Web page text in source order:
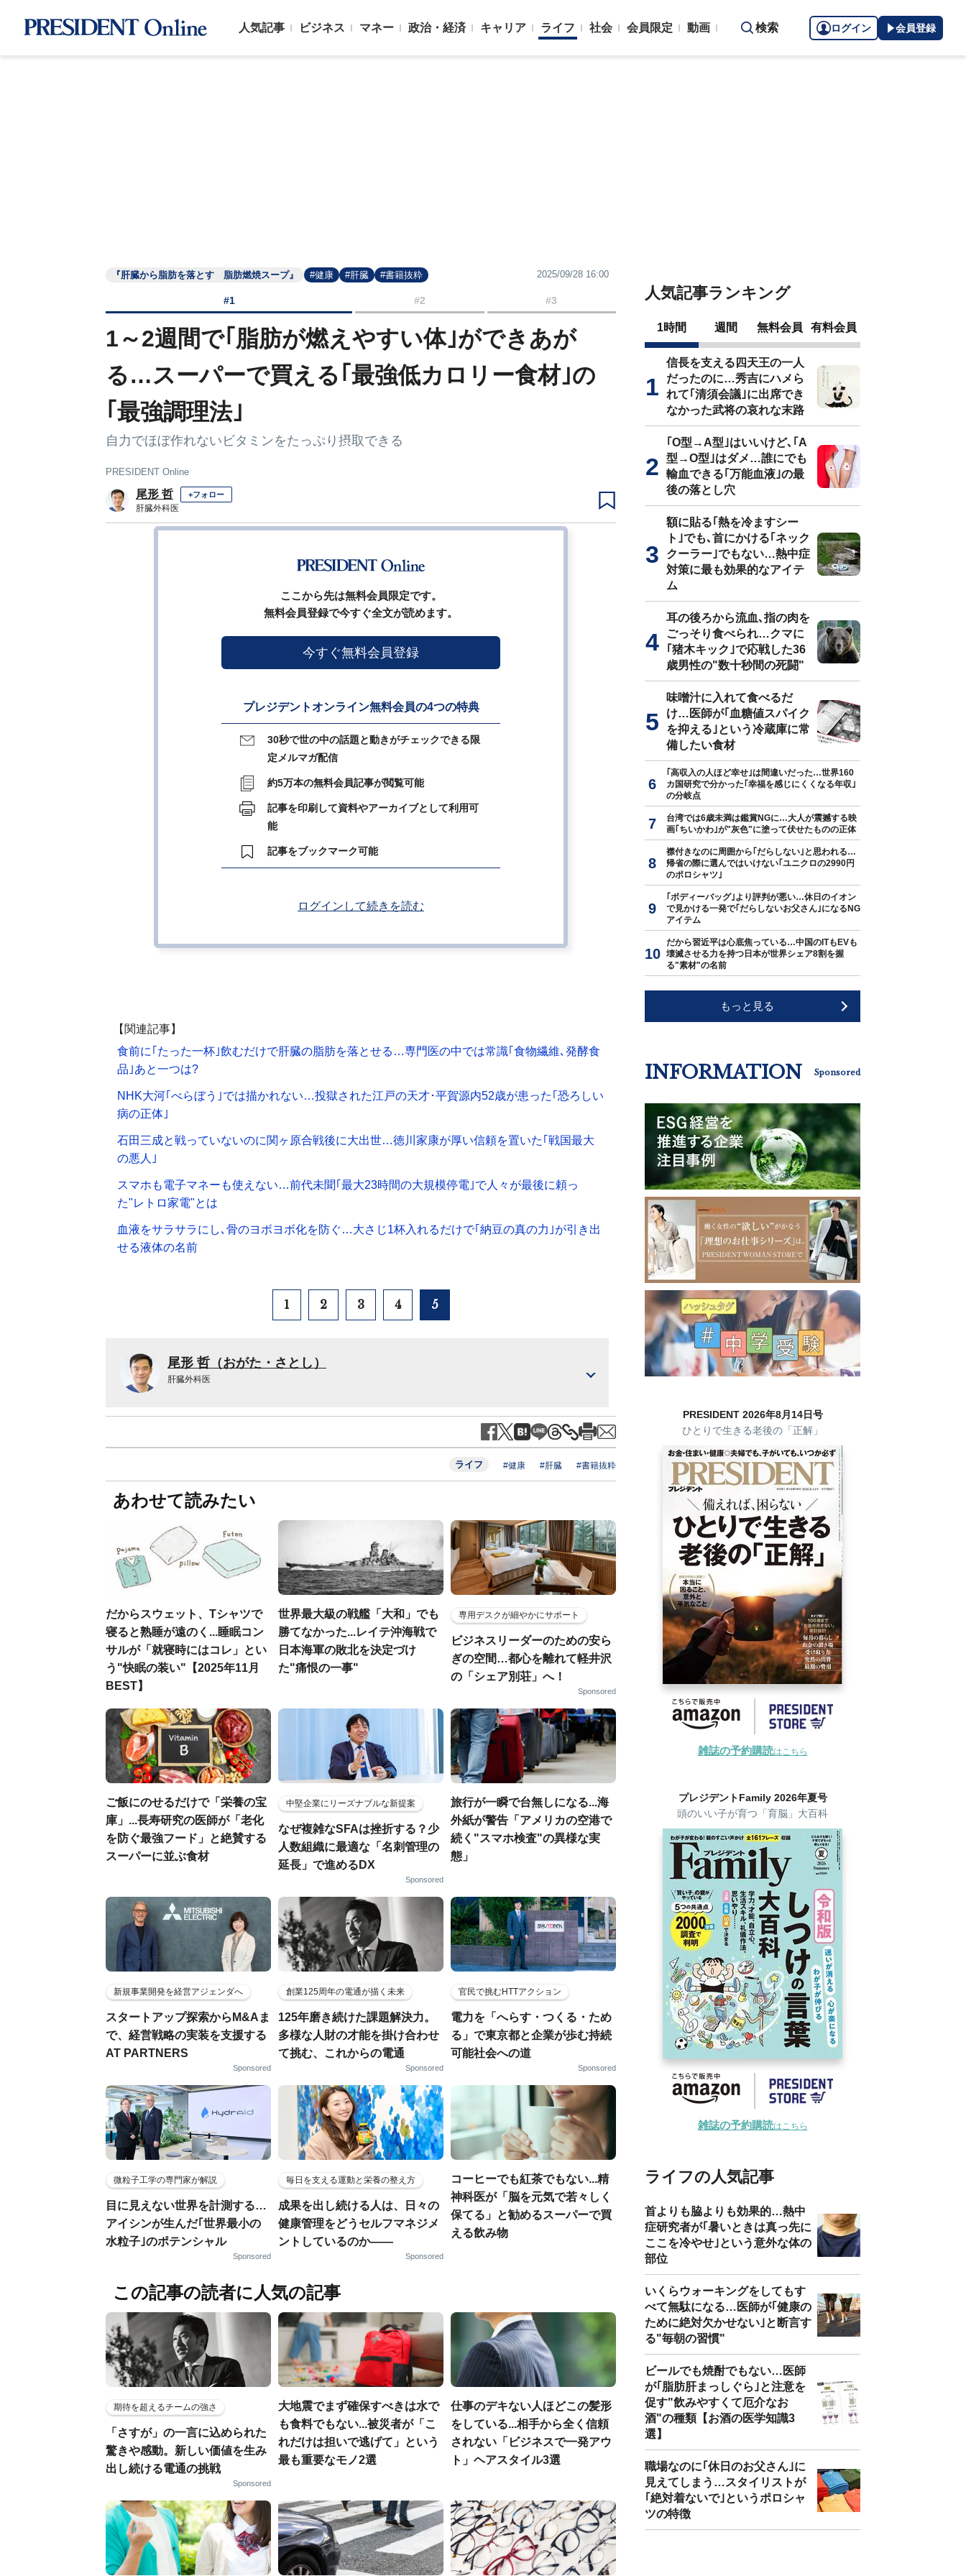
人気記事 ビジネス マネー 政治・経済 キャリア ライフ 社会 会員限定 動画 検索 ログイン 会員登録
『肝臓から脂肪を落とす 脂肪燃焼スープ』 #健康 #肝臓 #書籍抜粋 2025/09/28 16:00
#1 #2 #3
1～2週間で｢脂肪が燃えやすい体｣ができあが
る…スーパーで買える｢最強低カロリー食材｣の
｢最強調理法｣
自力でほぼ作れないビタミンをたっぷり摂取できる
PRESIDENT Online
尾形 哲 +フォロー
肝臓外科医
ここから先は無料会員限定です。
無料会員登録で今すぐ全文が読めます。
今すぐ無料会員登録
プレジデントオンライン無料会員の4つの特典
30秒で世の中の話題と動きがチェックできる限
定メルマガ配信
約5万本の無料会員記事が閲覧可能
記事を印刷して資料やアーカイブとして利用可
能
記事をブックマーク可能
ログインして続きを読む
【関連記事】
食前に｢たった一杯｣飲むだけで肝臓の脂肪を落とせる…専門医の中では常識｢食物繊維､発酵食
品｣あと一つは?
NHK大河｢べらぼう｣では描かれない…投獄された江戸の天才･平賀源内52歳が患った｢恐ろしい
病の正体｣
石田三成と戦っていないのに関ヶ原合戦後に大出世…徳川家康が厚い信頼を置いた｢戦国最大
の悪人｣
スマホも電子マネーも使えない…前代未聞｢最大23時間の大規模停電｣で人々が最後に頼っ
た"レトロ家電"とは
血液をサラサラにし､骨のヨボヨボ化を防ぐ…大さじ1杯入れるだけで｢納豆の真の力｣が引き出
せる液体の名前
1 2 3 4 5
尾形 哲（おがた・さとし）
肝臓外科医
ライフ #健康 #肝臓 #書籍抜粋
あわせて読みたい
だからスウェット、Tシャツで
寝ると熟睡が遠のく...睡眠コン
サルが「就寝時にはコレ」とい
う"快眠の装い"【2025年11月
BEST】
世界最大級の戦艦「大和」でも
勝てなかった...レイテ沖海戦で
日本海軍の敗北を決定づけ
た"痛恨の一事"
専用デスクが細やかにサポート
ビジネスリーダーのための安ら
ぎの空間…都心を離れて軽井沢
の「シェア別荘」へ！
Sponsored
ご飯にのせるだけで「栄養の宝
庫」...長寿研究の医師が「老化
を防ぐ最強フード」と絶賛する
スーパーに並ぶ食材
中堅企業にリーズナブルな新提案
なぜ複雑なSFAは挫折する？少
人数組織に最適な「名刺管理の
延長」で進めるDX
Sponsored
旅行が一瞬で台無しになる...海
外紙が警告「アメリカの空港で
続く"スマホ検査"の異様な実
態」
新規事業開発を経営アジェンダへ
スタートアップ探索からM&Aま
で、経営戦略の実装を支援する
AT PARTNERS
Sponsored
創業125周年の電通が描く未来
125年磨き続けた課題解決力。
多様な人財の才能を掛け合わせ
て挑む、これからの電通
Sponsored
官民で挑むHTTアクション
電力を「へらす・つくる・ため
る」で東京都と企業が歩む持続
可能社会への道
Sponsored
微粒子工学の専門家が解説
目に見えない世界を計測する…
アイシンが生んだ｢世界最小の
水粒子｣のポテンシャル
Sponsored
毎日を支える運動と栄養の整え方
成果を出し続ける人は、日々の
健康管理をどうセルフマネジメ
ントしているのか——
Sponsored
コーヒーでも紅茶でもない...精
神科医が「脳を元気で若々しく
保てる」と勧めるスーパーで買
える飲み物
この記事の読者に人気の記事
期待を超えるチームの強さ
「さすが」の一言に込められた
驚きや感動。新しい価値を生み
出し続ける電通の挑戦
Sponsored
大地震でまず確保すべきは水で
も食料でもない...被災者が「こ
れだけは担いで逃げて」という
最も重要なモノ2選
仕事のデキない人ほどこの髪形
をしている...相手から全く信頼
されない「ビジネスで一発アウ
ト」ヘアスタイル3選
人気記事ランキング
1時間 週間 無料会員 有料会員
信長を支える四天王の一人
だったのに…秀吉にハメら
れて｢清須会議｣に出席でき
なかった武将の哀れな末路
｢O型→A型｣はいいけど､｢A
型→O型｣はダメ…誰にでも
輸血できる｢万能血液｣の最
後の落とし穴
額に貼る｢熱を冷ますシー
ト｣でも､首にかける｢ネック
クーラー｣でもない…熱中症
対策に最も効果的なアイテ
ム
耳の後ろから流血､指の肉を
ごっそり食べられ…クマに
｢猪木キック｣で応戦した36
歳男性の"数十秒間の死闘"
味噌汁に入れて食べるだ
け…医師が｢血糖値スパイク
を抑える｣という冷蔵庫に常
備したい食材
｢高収入の人ほど幸せ｣は間違いだった…世界160
カ国研究で分かった｢幸福を感じにくくなる年収｣
の分岐点
台湾では6歳未満は鑑賞NGに…大人が震撼する映
画｢ちいかわ｣が"灰色"に塗って伏せたものの正体
襟付きなのに周囲から｢だらしない｣と思われる…
帰省の際に選んではいけない｢ユニクロの2990円
のポロシャツ｣
｢ボディーバッグ｣より評判が悪い…休日のイオン
で見かける一発で｢だらしないお父さん｣になるNG
アイテム
だから習近平は心底焦っている…中国のITもEVも
壊滅させる力を持つ日本が世界シェア8割を握
る"素材"の名前
もっと見る
INFORMATION Sponsored
PRESIDENT 2026年8月14日号
ひとりで生きる老後の「正解」
雑誌の予約購読はこちら
プレジデントFamily 2026年夏号
頭のいい子が育つ「育脳」大百科
雑誌の予約購読はこちら
ライフの人気記事
首よりも脇よりも効果的…熱中
症研究者が｢暑いときは真っ先に
ここを冷やせ｣という意外な体の
部位
いくらウォーキングをしてもす
べて無駄になる…医師が｢健康の
ために絶対欠かせない｣と断言す
る"毎朝の習慣"
ビールでも焼酎でもない…医師
が｢脂肪肝まっしぐら｣と注意を
促す"飲みやすくて厄介なお
酒"の種類【お酒の医学知識3
選】
職場なのに｢休日のお父さん｣に
見えてしまう…スタイリストが
｢絶対着ないで｣というポロシャ
ツの特徴